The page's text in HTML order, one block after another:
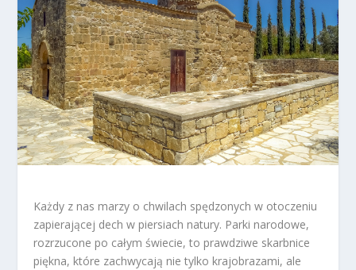
Każdy z nas marzy o chwilach spędzonych w otoczeniu
zapierającej dech w piersiach natury. Parki narodowe,
rozrzucone po całym świecie, to prawdziwe skarbnice
piękna, które zachwycają nie tylko krajobrazami, ale